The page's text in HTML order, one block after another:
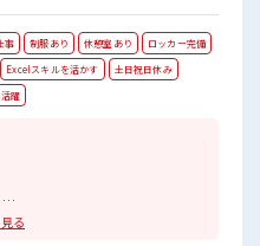
事 制服あり 休憩室あり
ロッカー完備
Excelスキルを活かす
土日祝日休み
躍
る